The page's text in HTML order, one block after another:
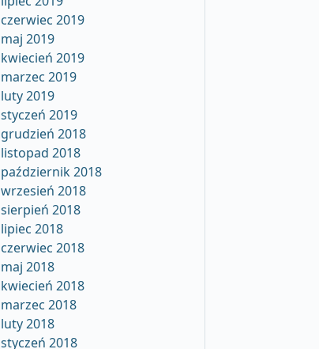
czerwiec 2019
maj 2019
kwiecień 2019
marzec 2019
luty 2019
styczeń 2019
grudzień 2018
listopad 2018
październik 2018
wrzesień 2018
sierpień 2018
lipiec 2018
czerwiec 2018
maj 2018
kwiecień 2018
marzec 2018
luty 2018
styczeń 2018